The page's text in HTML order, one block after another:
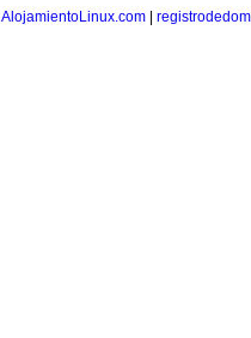
AlojamientoLinux.com